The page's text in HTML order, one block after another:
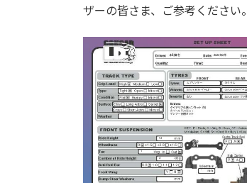
ザーの皆さま、ご参考ください。